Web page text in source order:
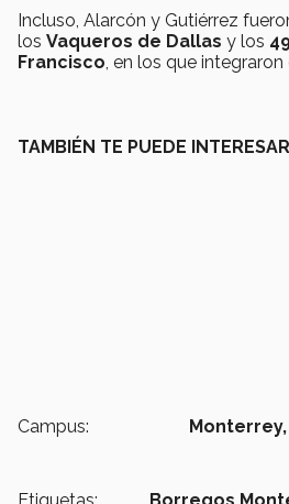
Incluso, Alarcón y Gutiérrez
los Vaqueros de Dallas y los
Francisco , en los que
TAMBIÉN TE PUEDE
Campus: Monterrey,
Etiquetas: Borregos